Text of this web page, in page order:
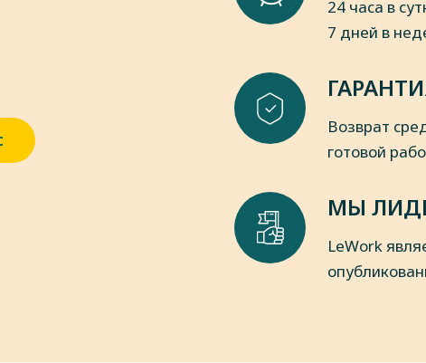
о выборах и изданных в
1905г.// Полное собрание
СПб., 1908. Ст. – 26803. T.XXV.
права. Пг.: Юрид. кн. скл. «Право»,
24 часа в
7 дней в
Возврат
готовой
МЫ
LeWork